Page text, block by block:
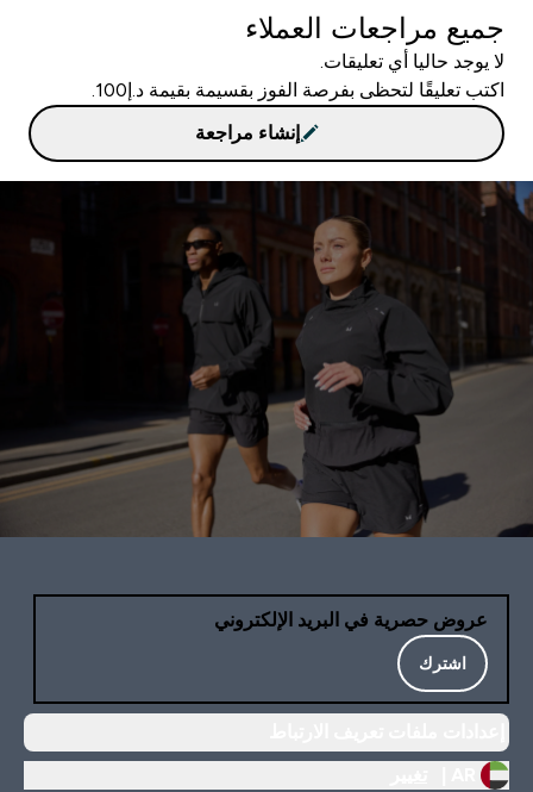
جميع مراجعات العملاء
لا يوجد حاليا أي تعليقات.
اكتب تعليقًا لتحظى بفرصة الفوز بقسيمة بقيمة د.إ100.
إنشاء مراجعة
عروض حصرية في البريد الإلكتروني
اشترك